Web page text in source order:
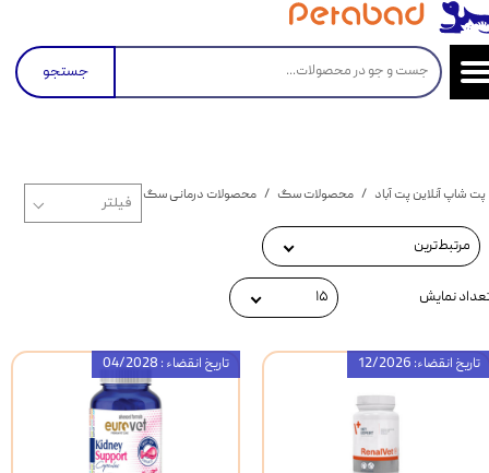
جستجو
پت شاپ آنلاین پت آباد محصولات سگ محصولات درمانی سگ محصولات درمانی
مرتبط‌ترین
نمایش ۱۵
تاریخ انقضاء: 12/2026 تاریخ انقضاء : 04/2028